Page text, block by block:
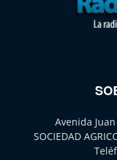
Avenida
SOCIEDAD